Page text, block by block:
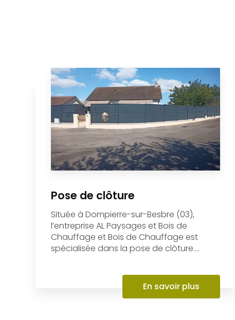
Pose de clôture
Située à Dompierre-sur-Besbre (03),
l’entreprise AL Paysages et Bois de
Chauffage et Bois de Chauffage est
spécialisée dans la pose de clôture....
En savoir plus